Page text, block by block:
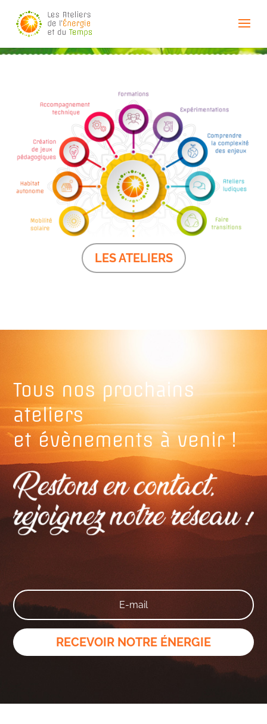
LES ATELIERS
Tous nos prochains
ateliers
et évènements à venir !
RECEVOIR NOTRE ÉNERGIE